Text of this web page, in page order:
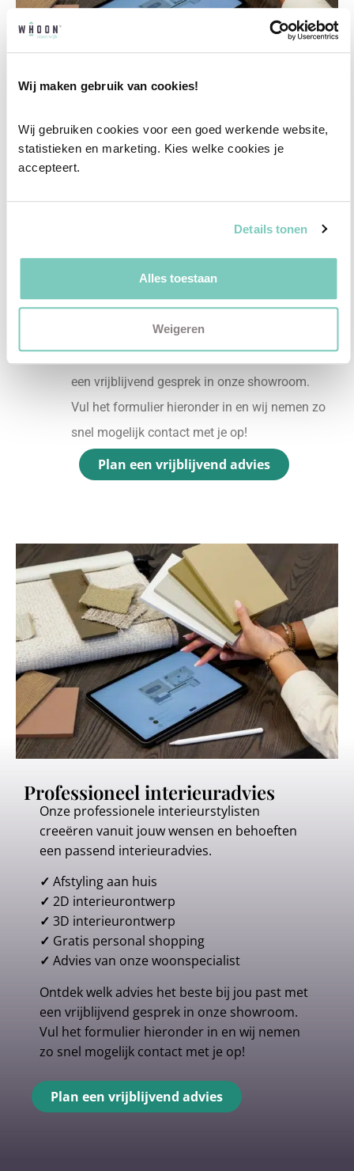
Wij maken gebruik van cookies!
Wij gebruiken cookies voor een goed werkende website,
statistieken en marketing. Kies welke cookies je
accepteert.
Details tonen
Alles toestaan
Weigeren
Onze professionele interieurstylisten creeëren
vanuit jouw wensen en behoeften een
Ontdek welk advies het beste bij jou past met
een vrijblijvend gesprek in onze showroom.
Vul het formulier hieronder in en wij nemen zo
snel mogelijk contact met je op!
Plan een vrijblijvend advies
Professioneel interieuradvies
Onze professionele interieurstylisten
creeëren vanuit jouw wensen en behoeften
een passend interieuradvies.
✓ Afstyling aan huis
✓ 2D interieurontwerp
✓ 3D interieurontwerp
✓ Gratis personal shopping
✓ Advies van onze woonspecialist
Ontdek welk advies het beste bij jou past met
een vrijblijvend gesprek in onze showroom.
Vul het formulier hieronder in en wij nemen
zo snel mogelijk contact met je op!
Plan een vrijblijvend advies